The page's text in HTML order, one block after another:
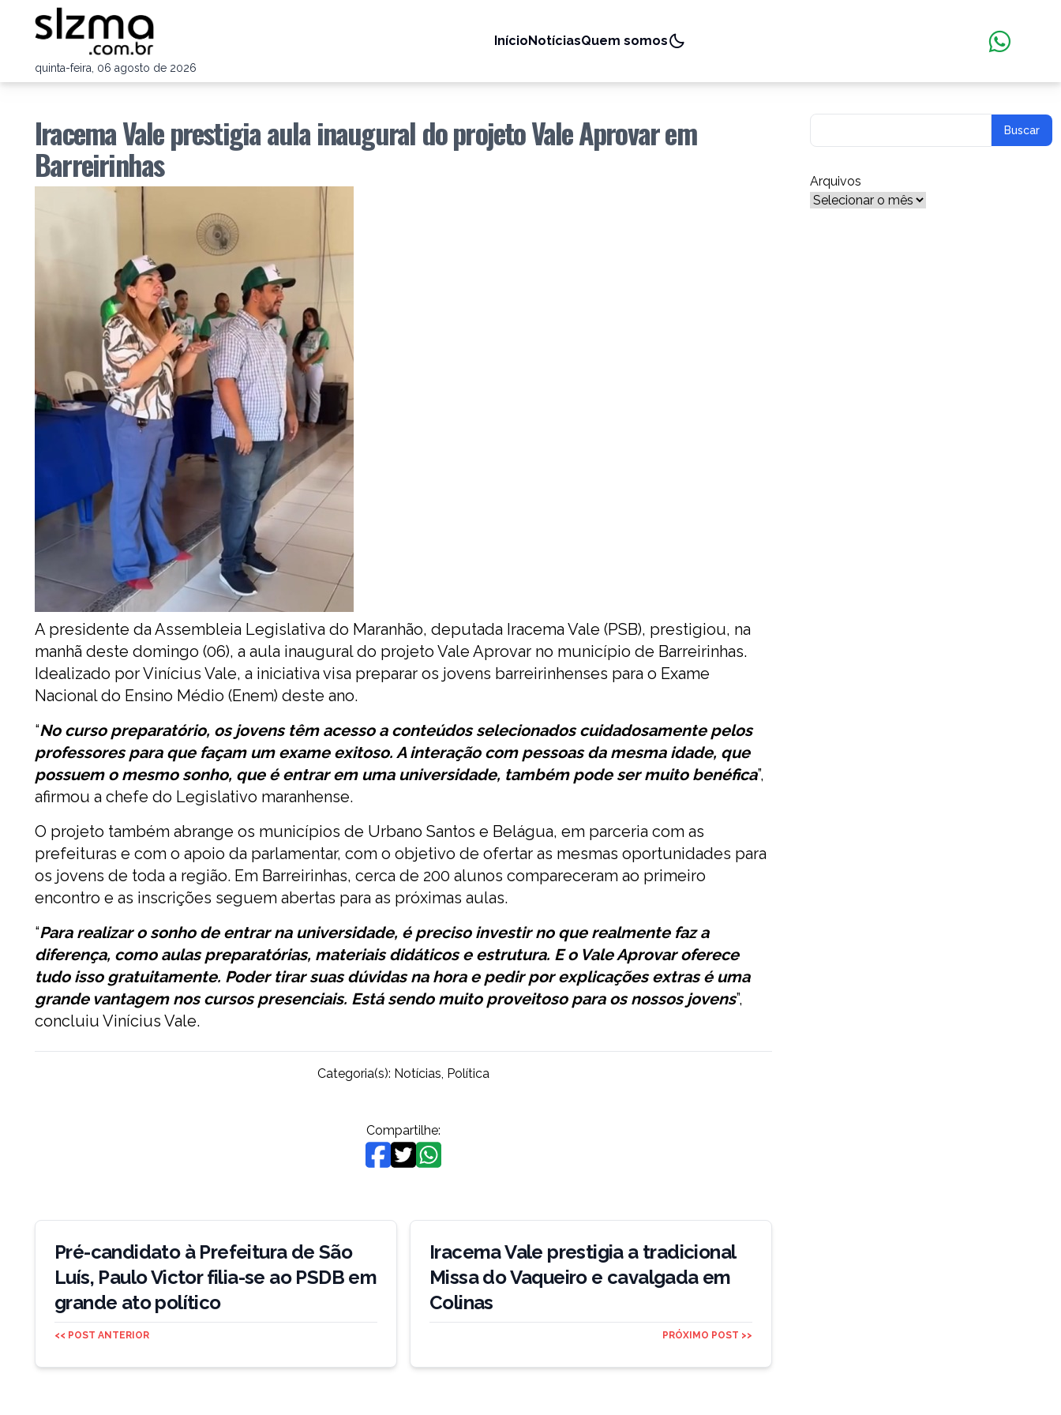
quinta-feira, 06 agosto de 2026
InícioNotíciasQuem somos
Iracema Vale prestigia aula inaugural do projeto Vale Aprovar em
Barreirinhas
A presidente da Assembleia Legislativa do Maranhão, deputada Iracema Vale (PSB), prestigiou, na
manhã deste domingo (06), a aula inaugural do projeto Vale Aprovar no município de Barreirinhas.
Idealizado por Vinícius Vale, a iniciativa visa preparar os jovens barreirinhenses para o Exame
Nacional do Ensino Médio (Enem) deste ano.
“No curso preparatório, os jovens têm acesso a conteúdos selecionados cuidadosamente pelos
professores para que façam um exame exitoso. A interação com pessoas da mesma idade, que
possuem o mesmo sonho, que é entrar em uma universidade, também pode ser muito benéfica”,
afirmou a chefe do Legislativo maranhense.
O projeto também abrange os municípios de Urbano Santos e Belágua, em parceria com as
prefeituras e com o apoio da parlamentar, com o objetivo de ofertar as mesmas oportunidades para
os jovens de toda a região. Em Barreirinhas, cerca de 200 alunos compareceram ao primeiro
encontro e as inscrições seguem abertas para as próximas aulas.
“Para realizar o sonho de entrar na universidade, é preciso investir no que realmente faz a
diferença, como aulas preparatórias, materiais didáticos e estrutura. E o Vale Aprovar oferece
tudo isso gratuitamente. Poder tirar suas dúvidas na hora e pedir por explicações extras é uma
grande vantagem nos cursos presenciais. Está sendo muito proveitoso para os nossos jovens”,
concluiu Vinícius Vale.
Categoria(s): Notícias, Política
Compartilhe:
Navegação
Pré-candidato à Prefeitura de São
Luís, Paulo Victor filia-se ao PSDB em
grande ato político
<< POST ANTERIOR
Iracema Vale prestigia a tradicional
Missa do Vaqueiro e cavalgada em
Colinas
PRÓXIMO POST >>
Arquivos
Arquivos